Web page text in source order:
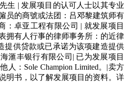
生 | 发展项目的认可人士以其专业
员的商號或法团：吕邓黎建筑师有
：卓亚工程有限公司 | 就发展项目
拥有人行事的律师事务所：的近律
提供贷款或已承诺为该项建造提供
滙丰银行有限公司| 已为发展项目
人：Sole Champion Limited。|卖方
明书，以了解发展项目的资料。详